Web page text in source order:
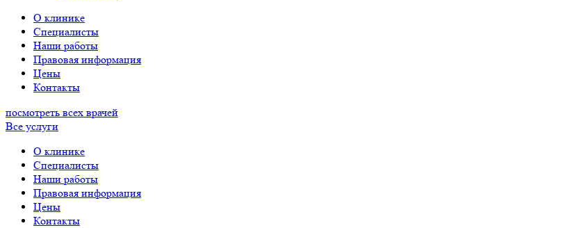
О клинике
Специалисты
Наши работы
Правовая информация
Цены
Контакты
посмотреть всех врачей
Все услуги
О клинике
Специалисты
Наши работы
Правовая информация
Цены
Контакты